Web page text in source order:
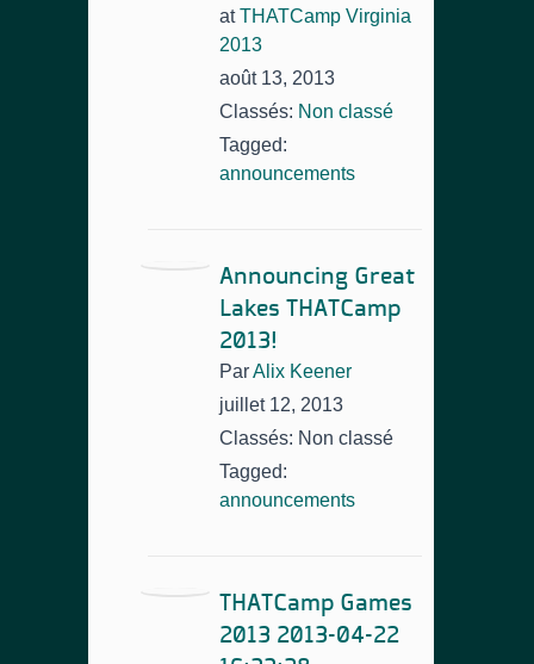
atTHATCamp Virginia
2013
août 13, 2013
Classés: Non classé
Tagged:
announcements
Announcing Great
Lakes THATCamp
2013!
ParAlix Keener
juillet 12, 2013
Classés: Non classé
Tagged:
announcements
THATCamp Games
2013 2013-04-22